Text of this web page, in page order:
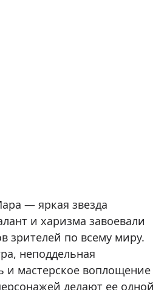
— яркая звезда
и харизма завоевали
зрителей по всему миру.
неподдельная
и мастерское воплощение
делают ее одной